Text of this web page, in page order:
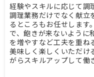
経験やスキルに応じて調
調理業務だけでなく献立
るところもお任せします
で、飽きが来ないように
を増やすなど工夫を重ね
美味しく楽しくいただけ
がらスキルアップして働